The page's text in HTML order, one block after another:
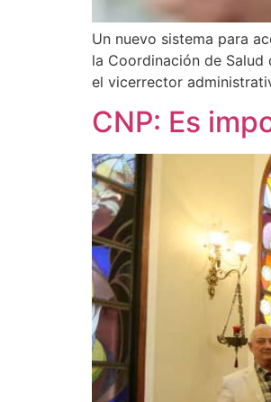
Un nuevo sistema para
la Coordinación de
el vicerrector
CNP: Es